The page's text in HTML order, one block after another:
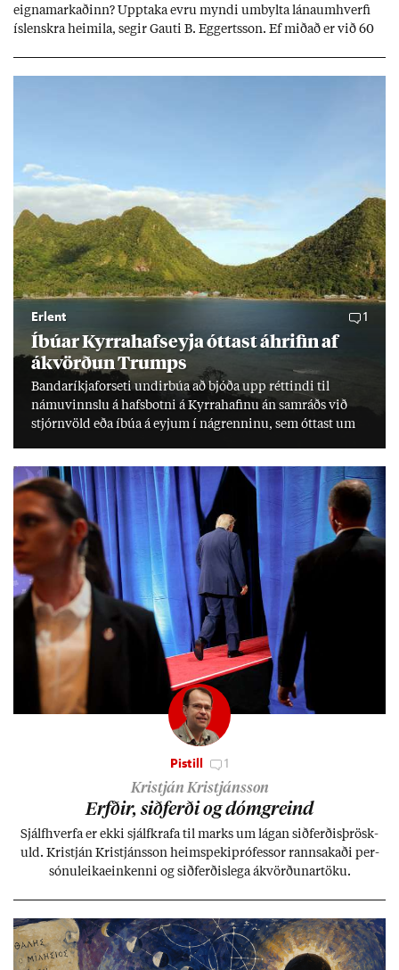
eigna­mark­að­inn? Upp­taka evru myndi um­bylta lánaum­hverfi
ís­lenskra heim­ila, seg­ir Gauti B. Eggerts­son. Ef mið­að er við 60
Erlent 1
Íbú­ar Kyrra­hafs­eyja ótt­ast áhrif­in af
ákvörð­un Trumps
Banda­ríkja­for­seti und­ir­búa að bjóða upp rétt­indi til
námu­vinnslu á hafs­botni á Kyrra­haf­inu án sam­ráðs við
stjórn­völd eða íbúa á eyj­um í ná­grenn­inu, sem ótt­ast um
Pistill 1
Kristján Kristjánsson
Erfð­ir, sið­ferði og dómgreind
Sjálf­hverfa er ekki sjálf­krafa til marks um lág­an sið­ferð­is­þrösk­
uld. Kristján Kristjáns­son heim­speki­pró­fess­or rann­sak­aði per­
sónu­leika­ein­kenni og sið­ferð­is­lega ákvörð­un­ar­töku.